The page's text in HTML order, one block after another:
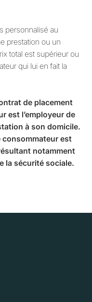
personnalisé au
prestation ou un
total est supérieur ou
qui lui en fait la
de placement
est l’employeur de
à son domicile.
consommateur est
notamment
la sécurité sociale.